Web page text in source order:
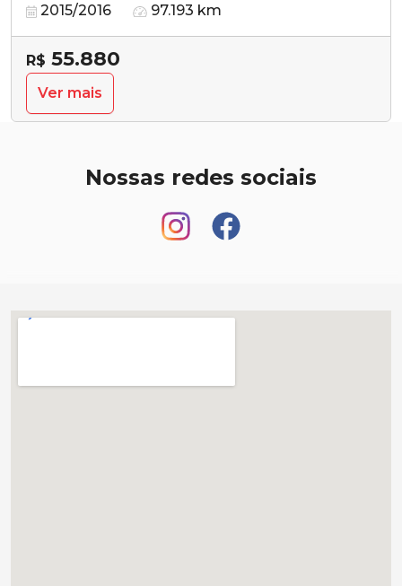
2015/2016 97.193 km
R$ 55.880
Ver mais
Nossas redes sociais